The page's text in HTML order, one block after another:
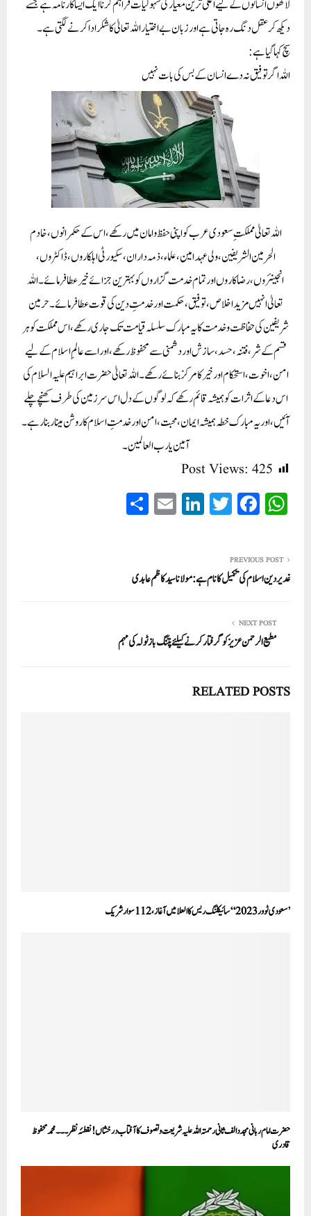
لاکھوں انسانوں کے لیے اعلیٰ ترین معیار کی سہولیات فراہم کرنا ایک ایسا کارنامہ ہے جسے
دیکھ کر عقل دنگ رہ جاتی ہے اور زبان بے اختیار اللہ تعالیٰ کا شکر ادا کرنے لگتی ہے۔
سچ کہا گیا ہے:
اللہ اگر توفیق نہ دے انسان کے بس کی بات نہیں
اللہ تعالیٰ مملکتِ سعودی عرب کو اپنی حفظ و امان میں رکھے، اس کے حکمرانوں، خادم
الحرمین الشريفين، ولی عہد امین، علماء، ذمہ داران، سکیورٹی اہلکاروں، ڈاکٹروں،
انجینئروں، رضاکاروں اور تمام خدمت گزاروں کو بہترین جزائے خیر عطا فرمائے۔ اللہ
تعالیٰ انہیں مزید اخلاص، توفیق، حکمت اور خدمتِ دین کی قوت عطا فرمائے۔ حرمین
شریفین کی حفاظت و خدمت کا یہ مبارک سلسلہ قیامت تک جاری رکھے، اس مملکت کو ہر
قسم کے شر، فتنہ، حسد، سازش اور دشمنی سے محفوظ رکھے، اور اسے عالمِ اسلام کے لیے
امن، اخوت، استحکام اور خیر کا مرکز بنائے رکھے۔ اللہ تعالیٰ حضرت ابراہیم علیہ السلام کی
اس دعا کے اثرات کو ہمیشہ قائم رکھے کہ لوگوں کے دل اس سرزمین کی طرف کھنچے چلے
آئیں، اور یہ مبارک خطہ ہمیشہ ایمان، محبت، امن اور خدمتِ اسلام کا روشن مینار بنا رہے۔
آمین یا رب العالمین۔
Post Views: 425
W
ha
A
pp
Fa
ce
ok
T
wi
r
Li
nk
In
E
m
PREVIOUS POST
غدیر دین اسلام کی تکمیل کا نام ہے:مولانا سید کاظم عابدی
NEXT POST
مطیع الرحمن عزیز کو گرفتار کرنے کیلئے پتنگ باز ٹولہ کی مہم
RELATED POSTS
’سعودی ٹوور 2023 ‘‘ سائیکلنگ ریس کا العلا میں آغاز، 112 سوار شریک
حضرت امام ربانی مجددالف ثانی رحمتہ اللہ علیہ شریعت وتصوف کاآفتاب درخشاں! نقطئہ نظر۔۔۔محمد محفوظ
قادری